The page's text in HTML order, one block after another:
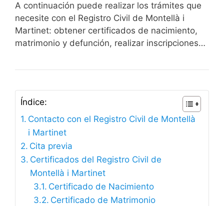
A continuación puede realizar los trámites que
necesite con el Registro Civil de Montellà i
Martinet: obtener certificados de nacimiento,
matrimonio y defunción, realizar inscripciones…
Índice:
Contacto con el Registro Civil de Montellà
i Martinet
Cita previa
Certificados del Registro Civil de
Montellà i Martinet
Certificado de Nacimiento
Certificado de Matrimonio